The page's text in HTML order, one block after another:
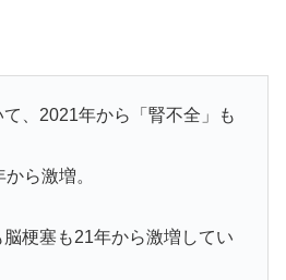
、2021年から「腎不全」も
ら激増。
梗塞も21年から激増してい